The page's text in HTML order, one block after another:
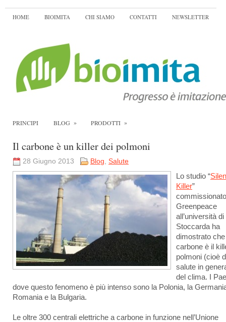
HOME BIOIMITA CHI SIAMO CONTATTI NEWSLETTER
PRINCIPI BLOG » PRODOTTI »
Il carbone è un killer dei polmoni
28 Giugno 2013 Blog, Salute
Lo studio “
Killer”
Greenpeace
all’università di
Stoccarda ha
dimostrato che
carbone è il
polmoni (cioè
salute in
del clima. I
dove questo fenomeno è più intenso sono la Polonia, la
Romania e la Bulgaria.
Le oltre 300 centrali elettriche a carbone in funzione nell’Unione